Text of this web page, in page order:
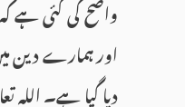
واضح کی گئی ہے
اور ہمارے دین
دیا گیا ہے۔